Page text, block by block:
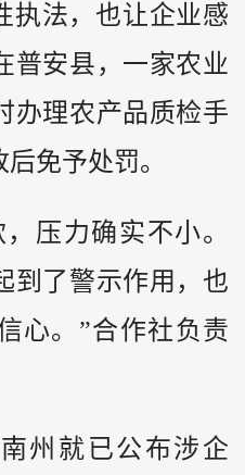
执法，也让企业感
普安县，一家农业
办理农产品质检手
免予处罚。
压力确实不小。
到了警示作用，也
心。”合作社负责
州就已公布涉企